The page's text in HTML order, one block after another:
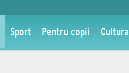
Sport Pentru copii Cultura